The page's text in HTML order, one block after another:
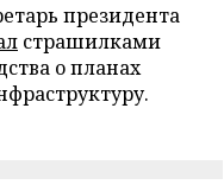
президента
страшилками
о планах